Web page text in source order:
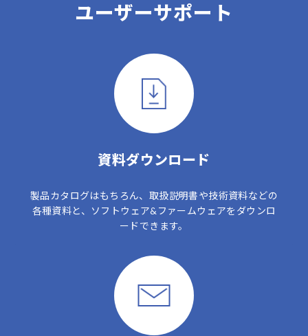
ユーザーサポート
資料ダウンロード
製品カタログはもちろん、取扱説明書や技術資料などの
各種資料と、ソフトウェア&ファームウェアをダウンロ
ードできます。